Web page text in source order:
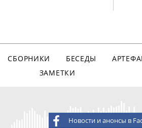
СБОРНИКИ БЕСЕДЫ
ЗАМЕТКИ
Новости и анонсы в